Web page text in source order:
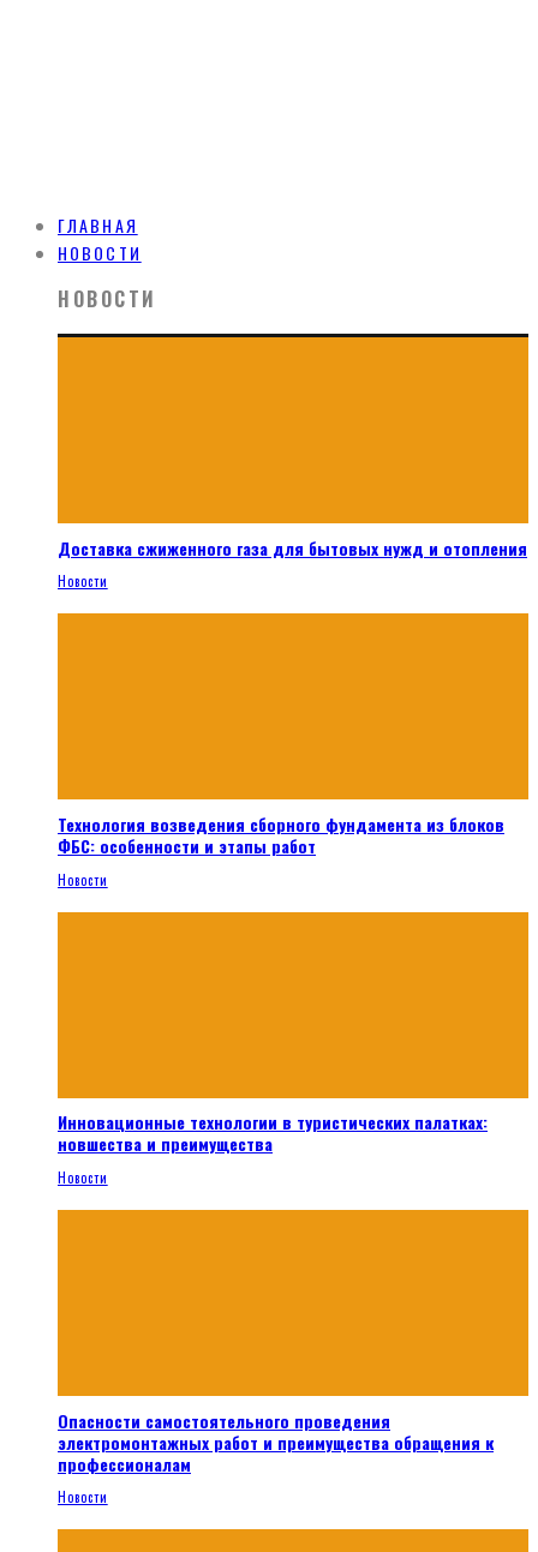
ГЛАВНАЯ
НОВОСТИ
НОВОСТИ
Доставка сжиженного газа для бытовых нужд и отопления
Новости
Технология возведения сборного фундамента из блоков
ФБС: особенности и этапы работ
Новости
Инновационные технологии в туристических палатках:
новшества и преимущества
Новости
Опасности самостоятельного проведения
электромонтажных работ и преимущества обращения к
профессионалам
Новости